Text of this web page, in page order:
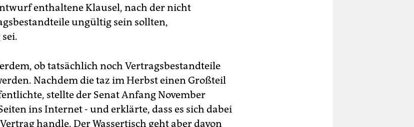
war eine auffällige Diskrepanz zum
beim vergangenen Volksentscheid "Pro
So lag die Wahlbeteiligung in Steglitz-Zehlendorf
Wilmersdorf damals deutlich höher.
enthaltene Klausel, nach der nicht
ungültig sein sollten,
ob tatsächlich noch Vertragsbestandteile
Nachdem die taz im Herbst einen Großteil
stellte der Senat Anfang November
ins Internet - und erklärte, dass es sich dabei
handle. Der Wassertisch geht aber davon